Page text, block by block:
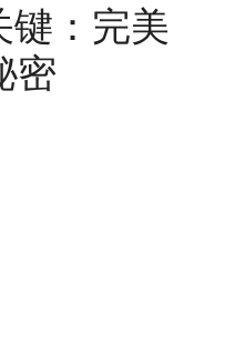
键：完美
密